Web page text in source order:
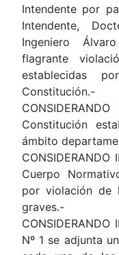
Intendente por
Intendente,
Ingeniero
flagrante
establecidas
Constitución.-
Constitución
ámbito
Cuerpo
por violación de
graves.-
Nº 1 se adjunta